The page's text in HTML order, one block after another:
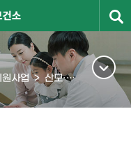
사업 > 산모·신생아 건강관리지원